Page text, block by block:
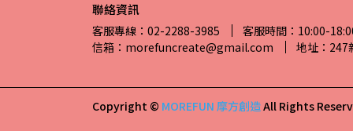
聯絡資訊
客服專線：02-2288-3985
客服時間：10:00-
信箱：morefuncreate@gmail.com
地址：247
Copyright © MOREFUN 摩方創造All Rights